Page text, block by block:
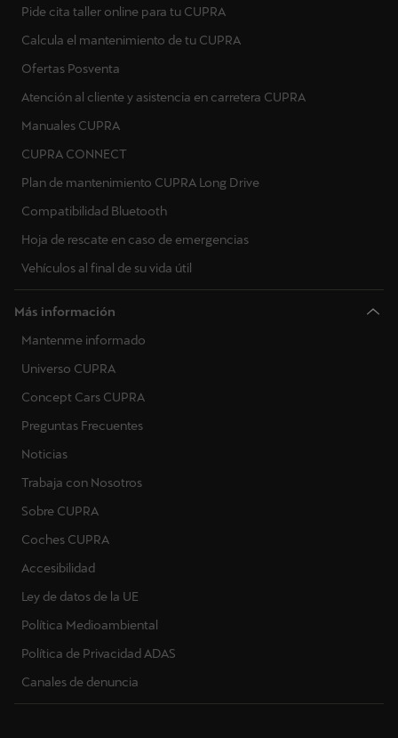
Pide cita taller online para tu CUPRA
Calcula el mantenimiento de tu CUPRA
Ofertas Posventa
Atención al cliente y asistencia en carretera CUPRA
Manuales CUPRA
CUPRA CONNECT
Plan de mantenimiento CUPRA Long Drive
Compatibilidad Bluetooth
Hoja de rescate en caso de emergencias
Vehículos al final de su vida útil
Más información
Mantenme informado
Universo CUPRA
Concept Cars CUPRA
Preguntas Frecuentes
Noticias
Trabaja con Nosotros
Sobre CUPRA
Coches CUPRA
Accesibilidad
Ley de datos de la UE
Política Medioambiental
Política de Privacidad ADAS
Canales de denuncia